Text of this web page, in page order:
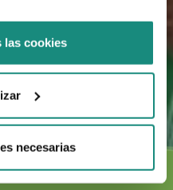
las cookies
necesarias